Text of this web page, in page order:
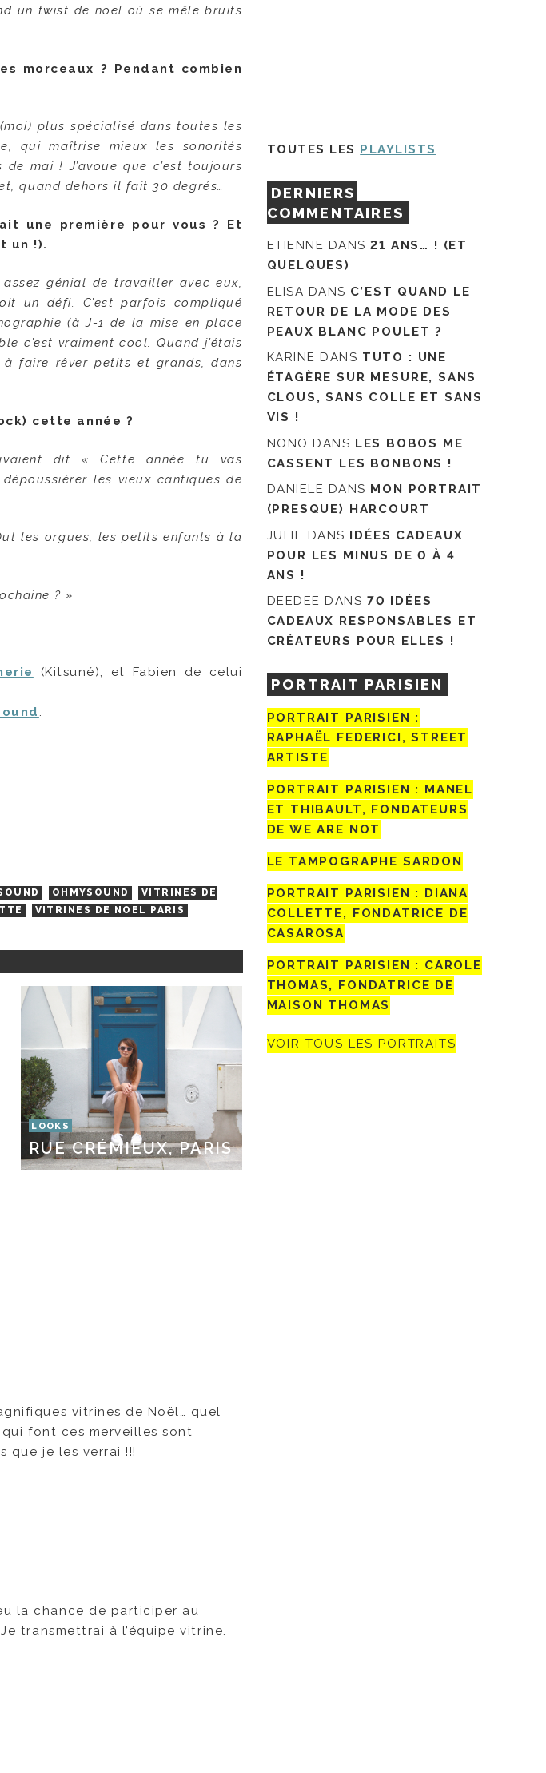
un twist de noël où se mêle bruits
morceaux ? Pendant combien
plus spécialisé dans toutes les
qui maîtrise mieux les sonorités
mai ! J’avoue que c’est toujours
quand dehors il fait 30 degrés…
une première pour vous ? Et
un !).
génial de travailler avec eux,
un défi. C’est parfois compliqué
(à J-1 de la mise en place
c’est vraiment cool. Quand j’étais
faire rêver petits et grands, dans
cette année ?
dit « Cette année tu vas
les vieux cantiques de
les orgues, les petits enfants à la
? »
(Kitsuné), et Fabien de celui
.
OHMYSOUND
VITRINES DE
VITRINES DE NOEL PARIS
LOOKS
RUE CRÉMIEUX, PARIS
vitrines de Noël… quel
font ces merveilles sont
que je les verrai !!!
la chance de participer au
transmettrai à l’équipe vitrine.
TOUTES LES PLAYLISTS
DERNIERS
COMMENTAIRES
ETIENNE DANS21 ANS… ! (ET
QUELQUES)
ELISA DANS C’EST QUAND LE
RETOUR DE LA MODE DES
PEAUX BLANC POULET ?
KARINE DANS TUTO : UNE
ÉTAGÈRE SUR MESURE, SANS
CLOUS, SANS COLLE ET SANS
VIS !
NONO DANS LES BOBOS ME
CASSENT LES BONBONS !
DANIELE DANS MON PORTRAIT
(PRESQUE) HARCOURT
JULIE DANS IDÉES CADEAUX
POUR LES MINUS DE 0 À 4
ANS !
DEEDEE DANS 70 IDÉES
CADEAUX RESPONSABLES ET
CRÉATEURS POUR ELLES !
PORTRAIT PARISIEN
PORTRAIT PARISIEN :
RAPHAËL FEDERICI, STREET
ARTISTE
PORTRAIT PARISIEN : MANEL
ET THIBAULT, FONDATEURS
DE WE ARE NOT
LE TAMPOGRAPHE SARDON
PORTRAIT PARISIEN : DIANA
COLLETTE, FONDATRICE DE
CASAROSA
PORTRAIT PARISIEN : CAROLE
THOMAS, FONDATRICE DE
MAISON THOMAS
VOIR TOUS LES PORTRAITS